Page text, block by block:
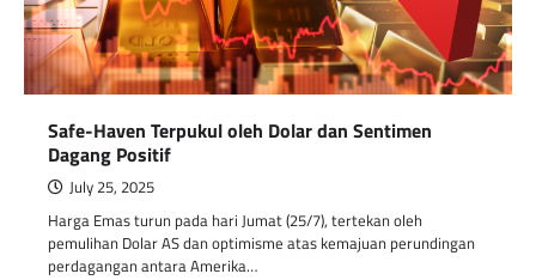
Safe-Haven Terpukul oleh Dolar dan Sentimen
Dagang Positif
July 25, 2025
Harga Emas turun pada hari Jumat (25/7), tertekan oleh
pemulihan Dolar AS dan optimisme atas kemajuan perundingan
perdagangan antara Amerika…